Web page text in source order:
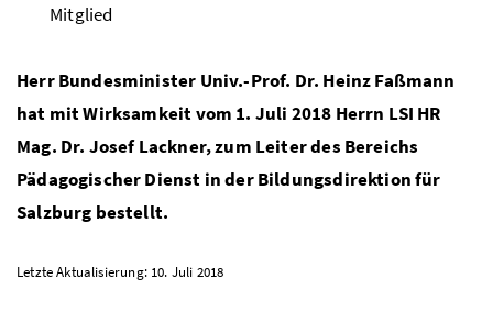
Mitglied
Herr Bundesminister Univ.-Prof. Dr. Heinz Faßmann
hat mit Wirksamkeit vom 1. Juli 2018 Herrn LSI HR
Mag. Dr. Josef Lackner, zum Leiter des Bereichs
Pädagogischer Dienst in der Bildungsdirektion für
Salzburg bestellt.
Letzte Aktualisierung: 10. Juli 2018